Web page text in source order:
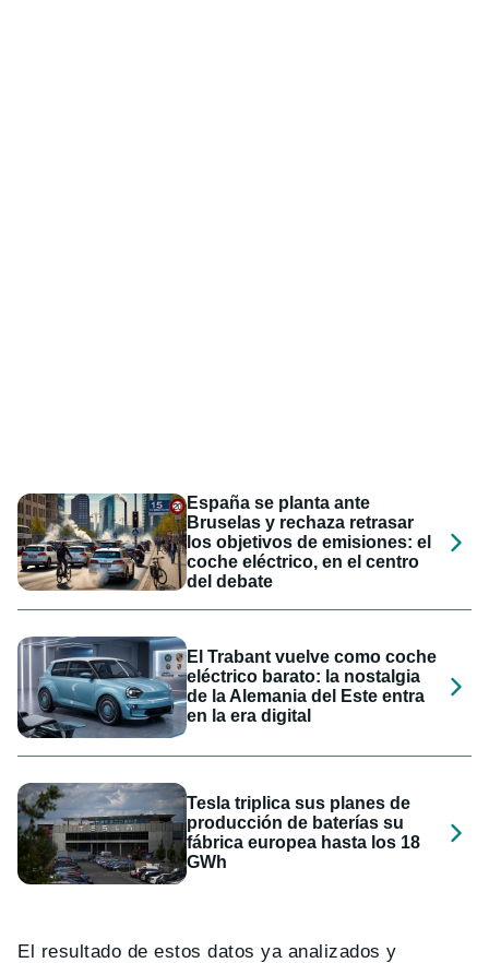
España se planta ante
Bruselas y rechaza retrasar
los objetivos de emisiones: el
coche eléctrico, en el centro
del debate
El Trabant vuelve como coche
eléctrico barato: la nostalgia
de la Alemania del Este entra
en la era digital
Tesla triplica sus planes de
producción de baterías su
fábrica europea hasta los 18
GWh
El resultado de estos datos ya analizados y